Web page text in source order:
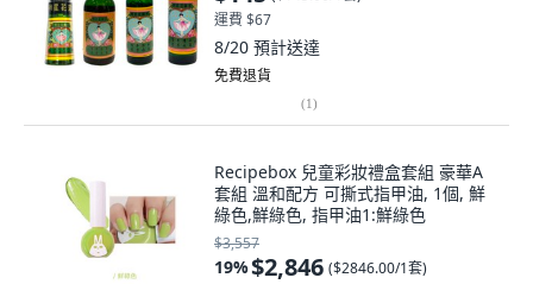
運費 $67
8/20 預計送達
免費退貨
(1)
Recipebox 兒童彩妝禮盒套組 豪華A
套組 溫和配方 可撕式指甲油, 1個, 鮮
綠色,鮮綠色, 指甲油1:鮮綠色
$3,557
19%$2,846 ($2846.00/1套)